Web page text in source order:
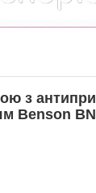
з
Benson